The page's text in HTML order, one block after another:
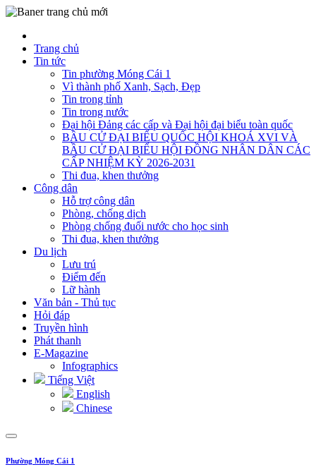
Trang chủ
Tin tức
Tin phường Móng Cái 1
Vì thành phố Xanh, Sạch, Đẹp
Tin trong tỉnh
Tin trong nước
Đại hội Đảng các cấp và Đại hội đại biểu toàn quốc
BẦU CỬ ĐẠI BIỂU QUỐC HỘI KHOÁ XVI VÀ
BẦU CỬ ĐẠI BIỂU HỘI ĐỒNG NHÂN DÂN CÁC
CẤP NHIỆM KỲ 2026-2031
Thi đua, khen thưởng
Công dân
Hỗ trợ công dân
Phòng, chống dịch
Phòng chống đuối nước cho học sinh
Thi đua, khen thưởng
Du lịch
Lưu trú
Điểm đến
Lữ hành
Văn bản - Thủ tục
Hỏi đáp
Truyền hình
Phát thanh
E-Magazine
Infographics
Tiếng Việt
English
Chinese
Phường Móng Cái 1